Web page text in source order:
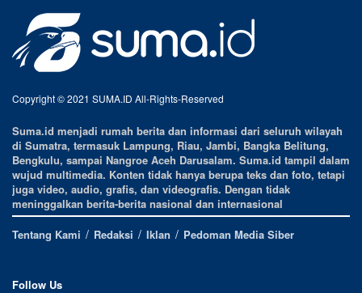
Copyright © 2021 SUMA.ID All-Rights-Reserved
Suma.id menjadi rumah berita dan informasi dari seluruh wilayah
di Sumatra, termasuk Lampung, Riau, Jambi, Bangka Belitung,
Bengkulu, sampai Nangroe Aceh Darusalam. Suma.id tampil dalam
wujud multimedia. Konten tidak hanya berupa teks dan foto, tetapi
juga video, audio, grafis, dan videografis. Dengan tidak
meninggalkan berita-berita nasional dan internasional
Tentang Kami
Redaksi Iklan Pedoman Media Siber
Follow Us